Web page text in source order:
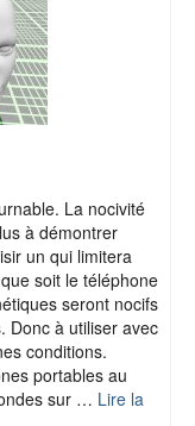
La nocivité
à démontrer
un qui limitera
soit le téléphone
seront nocifs
Donc à utiliser avec
conditions.
portables au
sur … Lire la